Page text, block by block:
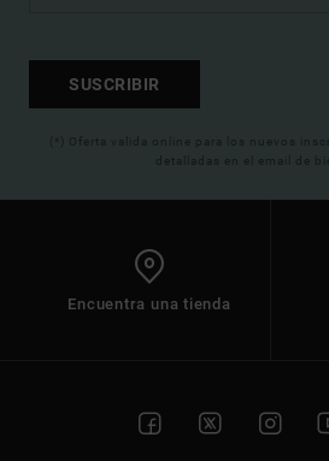
SUSCRIBIR
(*) Oferta valida online para los nuevos
detalladas en el email de
Encuentra una tienda